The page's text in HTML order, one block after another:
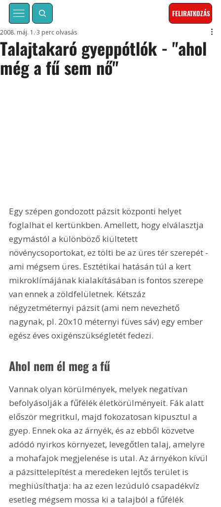
FELIRATKOZÁS
Talajtakaró gyeppótlók - "ahol
még a fű sem nő"
2008. máj. 1. 3 perc olvasás
Egy szépen gondozott pázsit központi helyet
foglalhat el kertünkben. Amellett, hogy elválasztja
egymástól a különböző kiültetett
növénycsoportokat, ez tölti be az üres tér szerepét -
ami mégsem üres. Esztétikai hatásán túl a kert
mikroklímájának kialakításában is fontos szerepe
van ennek a zöldfelületnek. Kétszáz
négyzetméternyi pázsit (ami nem nevezhető
nagynak, pl. 20x10 méternyi füves sáv) egy ember
egész éves oxigénszükségletét fedezi.
Ahol nem él meg a fű
Vannak olyan körülmények, melyek negatívan
befolyásolják a fűfélék életkörülményeit. Fák alatt
először megritkul, majd fokozatosan kipusztul a
gyep. Ennek oka az árnyék, és az ebből közvetve
adódó nyirkos környezet, levegőtlen talaj, amelyre
a mohafajok megjelenése is utal. Az árnyékon kívül
a pázsittelepítést a meredeken lejtős terület is
meghiúsíthatja: ha az ezen lezúduló csapadékvíz
esetleg mégsem mossa ki a talajból a fűfélék